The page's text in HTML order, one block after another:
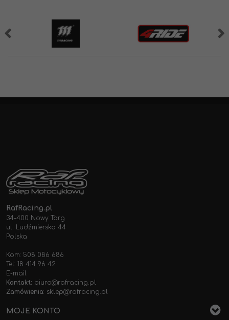
RafRacing.pl
34-400 Nowy Targ
ul. Ludźmierska 44
Polska
Kom: 508 086 686
Tel: 18 414 96 42
E-mail
Kontakt: biuro@rafracing.pl
Zamówienia: sklep@rafracing.pl
MOJE KONTO